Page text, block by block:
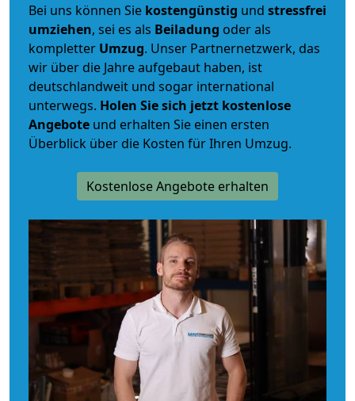
Bei uns können Sie kostengünstig und stressfrei
umziehen, sei es als Beiladung oder als
kompletter Umzug. Unser Partnernetzwerk, das
wir über die Jahre aufgebaut haben, ist
deutschlandweit und sogar international
unterwegs. Holen Sie sich jetzt kostenlose
Angebote und erhalten Sie einen ersten
Überblick über die Kosten für Ihren Umzug.
Kostenlose Angebote erhalten